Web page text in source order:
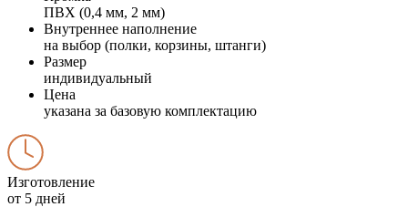
ПВХ (0,4 мм, 2 мм)
Внутреннее наполнение
на выбор (полки, корзины, штанги)
Размер
индивидуальный
Цена
указана за базовую комплектацию
Изготовление
от 5 дней